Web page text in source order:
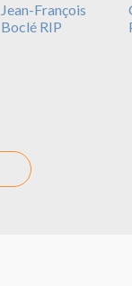
Jean-François
Boclé RIP